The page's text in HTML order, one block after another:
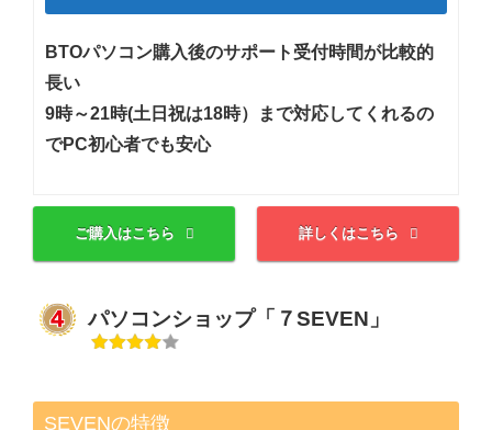
BTOパソコン購入後のサポート受付時間が比較的
長い
9時～21時(土日祝は18時）まで対応してくれるの
でPC初心者でも安心
ご購入はこちら 詳しくはこちら
パソコンショップ「７SEVEN」
SEVENの特徴